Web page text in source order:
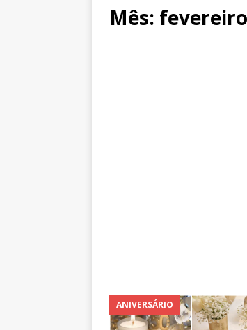
Mês:
ANIVERSÁRIO